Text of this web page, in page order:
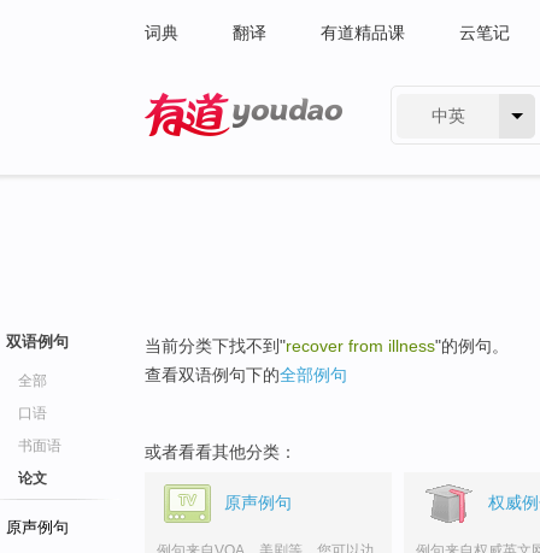
词典 翻译 有道精品课 云笔记
中英
双语例句
全部
口语
书面语
论文
原声例句
当前分类下找不到"recover from illness"的例句。
查看双语例句下的全部例句
或者看看其他分类：
原声例句 权威